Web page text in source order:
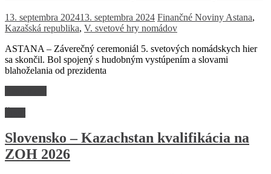
13. septembra 202413. septembra 2024 Finančné Noviny Astana,
Kazašská republika, V. svetové hry nomádov
ASTANA – Záverečný ceremoniál 5. svetových nomádskych hier
sa skončil. Bol spojený s hudobným vystúpením a slovami
blahoželania od prezidenta
Slovensko – Kazachstan kvalifikácia na
ZOH 2026